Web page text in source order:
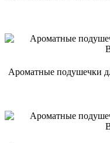
Ароматные подушечки